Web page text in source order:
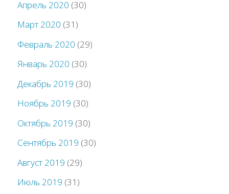
Апрель 2020 (30)
Март 2020 (31)
Февраль 2020 (29)
Январь 2020 (30)
Декабрь 2019 (30)
Ноябрь 2019 (30)
Октябрь 2019 (30)
Сентябрь 2019 (30)
Август 2019 (29)
Июль 2019 (31)